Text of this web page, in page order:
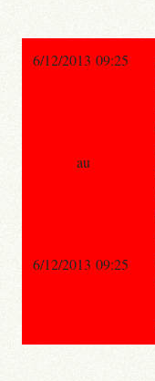
6/12/2013 09:25
au
6/12/2013 09:25